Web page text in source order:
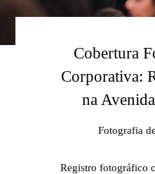
Cobertura
Corporativa:
na
Fotografia
Registro fotográfico